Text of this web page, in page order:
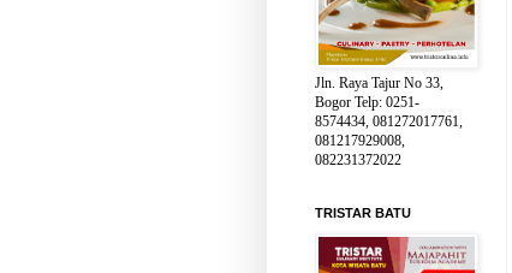
Jln. Raya Tajur No 33,
Bogor Telp: 0251-
8574434, 081272017761,
081217929008,
082231372022
TRISTAR BATU